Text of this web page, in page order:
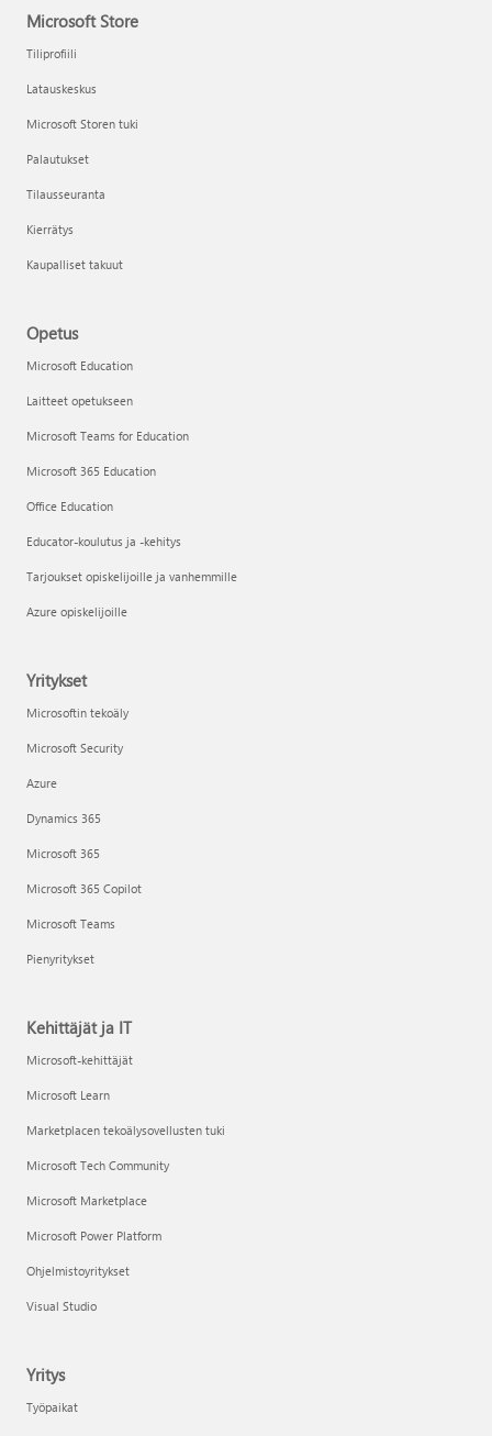
Microsoft Store
Tiliprofiili
Latauskeskus
Microsoft Storen tuki
Palautukset
Tilausseuranta
Kierrätys
Kaupalliset takuut
Opetus
Microsoft Education
Laitteet opetukseen
Microsoft Teams for Education
Microsoft 365 Education
Office Education
Educator-koulutus ja -kehitys
Tarjoukset opiskelijoille ja vanhemmille
Azure opiskelijoille
Yritykset
Microsoftin tekoäly
Microsoft Security
Azure
Dynamics 365
Microsoft 365
Microsoft 365 Copilot
Microsoft Teams
Pienyritykset
Kehittäjät ja IT
Microsoft-kehittäjät
Microsoft Learn
Marketplacen tekoälysovellusten tuki
Microsoft Tech Community
Microsoft Marketplace
Microsoft Power Platform
Ohjelmistoyritykset
Visual Studio
Yritys
Työpaikat